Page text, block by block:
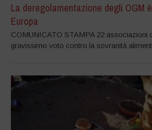
La deregolamentazione degli OGM
Europa
COMUNICATO STAMPA 22 associazioni
gravissimo voto contro la sovranità